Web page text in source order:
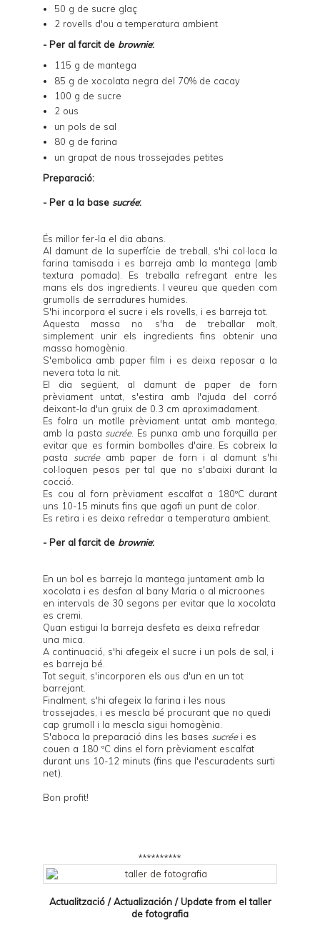
50 g de sucre glaç
2 rovells d'ou a temperatura ambient
- Per al farcit de brownie:
115 g de mantega
85 g de xocolata negra del 70% de cacay
100 g de sucre
2 ous
un pols de sal
80 g de farina
un grapat de nous trossejades petites
Preparació:
- Per a la base sucrée:
És millor fer-la el dia abans.
Al damunt de la superfície de treball, s'hi col·loca la
farina tamisada i es barreja amb la mantega (amb
textura pomada). Es treballa refregant entre les
mans els dos ingredients. I veureu que queden com
grumolls de serradures humides.
S'hi incorpora el sucre i els rovells, i es barreja tot.
Aquesta massa no s'ha de treballar molt,
simplement unir els ingredients fins obtenir una
massa homogènia.
S'embolica amb paper film i es deixa reposar a la
nevera tota la nit.
El dia següent, al damunt de paper de forn
prèviament untat, s'estira amb l'ajuda del corró
deixant-la d'un gruix de 0.3 cm aproximadament.
Es folra un motlle prèviament untat amb mantega,
amb la pasta sucrée. Es punxa amb una forquilla per
evitar que es formin bombolles d'aire. Es cobreix la
pasta sucréeamb paper de forn i al damunt s'hi
col·loquen pesos per tal que no s'abaixi durant la
cocció.
Es cou al forn prèviament escalfat a 180ºC durant
uns 10-15 minuts fins que agafi un punt de color.
Es retira i es deixa refredar a temperatura ambient.
- Per al farcit de brownie:
En un bol es barreja la mantega juntament amb la
xocolata i es desfan al bany Maria o al microones
en intervals de 30 segons per evitar que la xocolata
es cremi.
Quan estigui la barreja desfeta es deixa refredar
una mica.
A continuació, s'hi afegeix el sucre i un pols de sal, i
es barreja bé.
Tot seguit, s'incorporen els ous d'un en un tot
barrejant.
Finalment, s'hi afegeix la farina i les nous
trossejades, i es mescla bé procurant que no quedi
cap grumoll i la mescla sigui homogènia.
S'aboca la preparació dins les bases sucréei es
couen a 180 ºC dins el forn prèviament escalfat
durant uns 10-12 minuts (fins que l'escuradents surti
net).
Bon profit!
**********
Actualització / Actualización / Update from eltaller
de fotografia